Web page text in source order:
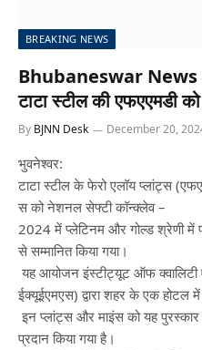
BREAKING NEWS
Bhubaneswar News
टाटा स्टील की एफएएमडी
By BJNN Desk December 20,
भुवनेश्वर:
टाटा स्टील के फेरो एलॉय प्लांट्स
स को नेशनल सेफ्टी कॉन्क्लेव –
2024 में प्लेटिनम और गोल्ड श्रेणी में
से सम्मानित किया गया।
यह आयोजन इंस्टीट्यूट ऑफ
ईक्यूईएमएस) द्वारा शहर के एक होटल में
इन प्लांट्स और माइंस को यह
प्रदान किया गया है।